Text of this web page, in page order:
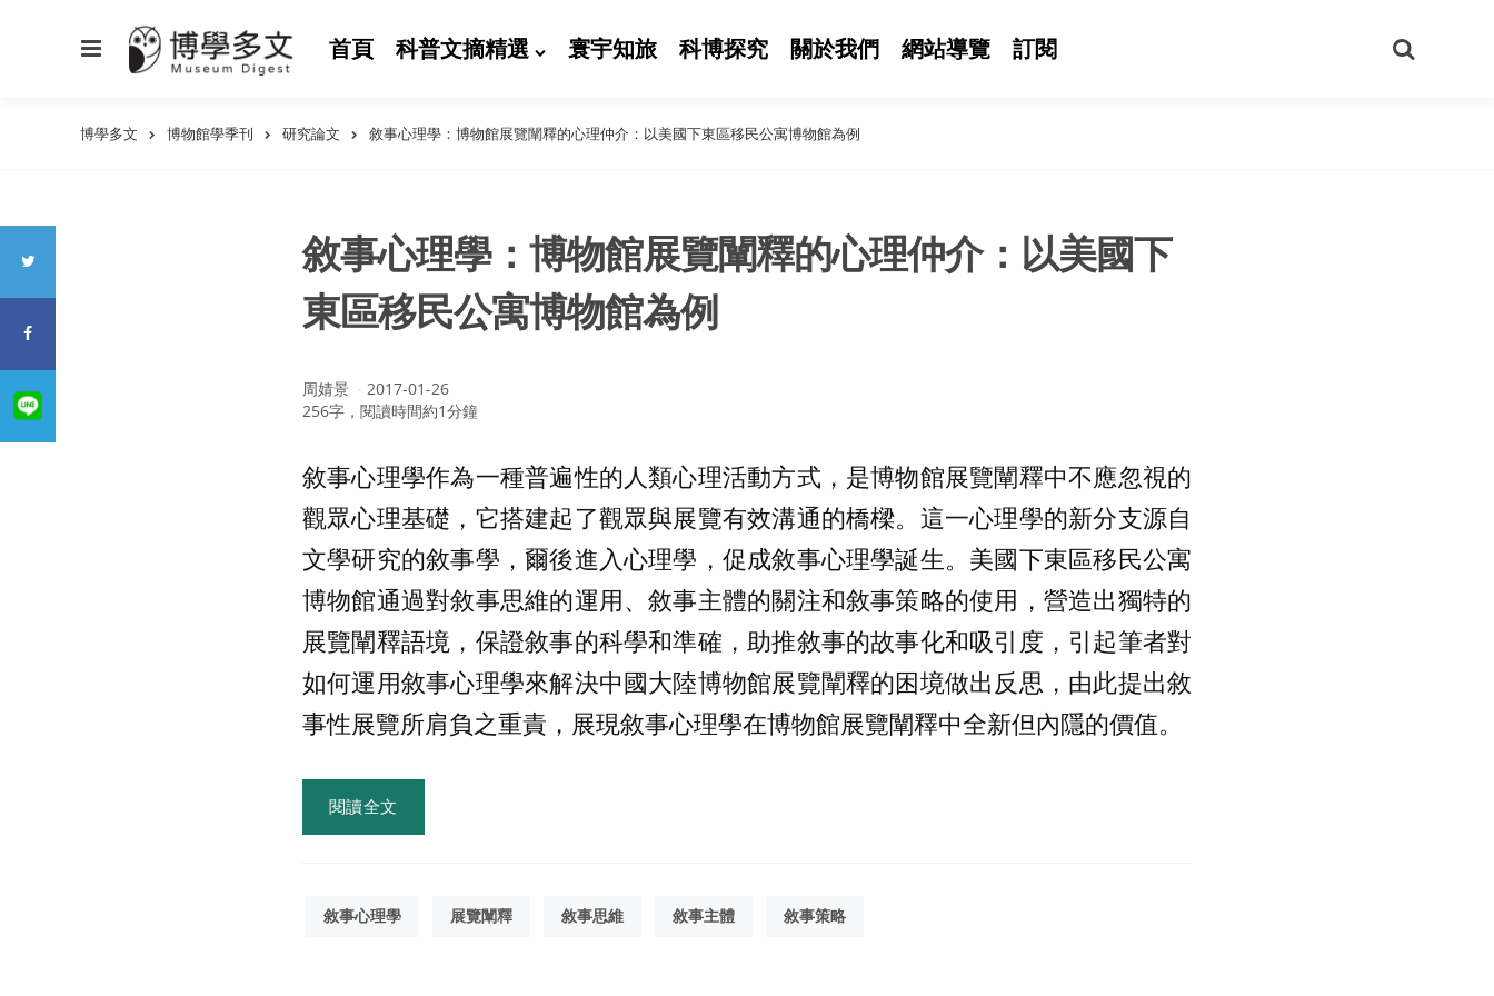
首頁 科普文摘精選 寰宇知旅 科博探究 關於我們 網站導覽 訂閱
尋
博學多文 博物館學季刊 研究論文 敘事心理學：博物館展覽闡釋的心理仲介：以美國下東區移民公寓博物館為例
敘事心理學：博物館展覽闡釋的心理仲介：以美國下
東區移民公寓博物館為例
作
者：
周婧景
2017-01-26
256字，閱讀時間約1分鐘
敘事心理學作為一種普遍性的人類心理活動方式，是博物館展覽闡釋中不應忽視的
觀眾心理基礎，它搭建起了觀眾與展覽有效溝通的橋樑。這一心理學的新分支源自
文學研究的敘事學，爾後進入心理學，促成敘事心理學誕生。美國下東區移民公寓
博物館通過對敘事思維的運用、敘事主體的關注和敘事策略的使用，營造出獨特的
展覽闡釋語境，保證敘事的科學和準確，助推敘事的故事化和吸引度，引起筆者對
如何運用敘事心理學來解決中國大陸博物館展覽闡釋的困境做出反思，由此提出敘
事性展覽所肩負之重責，展現敘事心理學在博物館展覽闡釋中全新但內隱的價值。
閱讀全文
敘事心理學 展覽闡釋 敘事思維 敘事主體 敘事策略